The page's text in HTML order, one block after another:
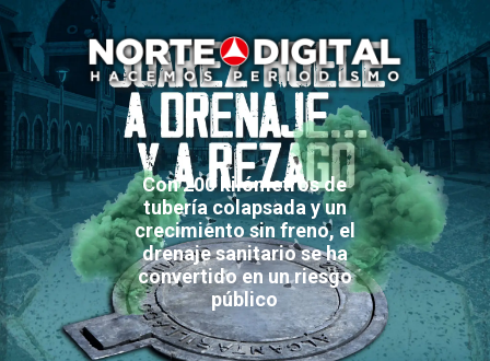
Con 200 kilómetros de
tubería colapsada y un
crecimiento sin freno, el
drenaje sanitario se ha
convertido en un riesgo
público